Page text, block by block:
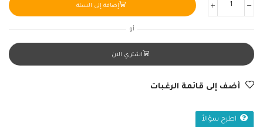
إضافة إلى السلة
أو
اشتري الان
أضف إلى قائمة الرغبات
اطرح سؤالاً